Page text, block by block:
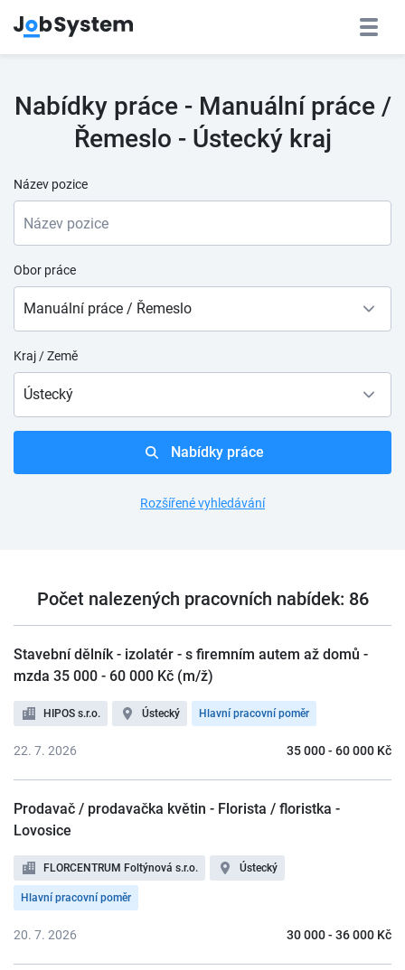
Nabídky práce - Manuální práce /
Řemeslo - Ústecký kraj
Název pozice
Obor práce
Manuální práce / Řemeslo
Kraj / Země
Ústecký
Nabídky práce
Rozšířené vyhledávání
Počet nalezených pracovních nabídek: 86
Stavební dělník - izolatér - s firemním autem až domů -
mzda 35 000 - 60 000 Kč (m/ž)
HIPOS s.r.o. Ústecký Hlavní pracovní poměr
35 000 - 60 000 Kč
22. 7. 2026
Prodavač / prodavačka květin - Florista / floristka -
Lovosice
FLORCENTRUM Foltýnová s.r.o. Ústecký
Hlavní pracovní poměr
30 000 - 36 000 Kč
20. 7. 2026